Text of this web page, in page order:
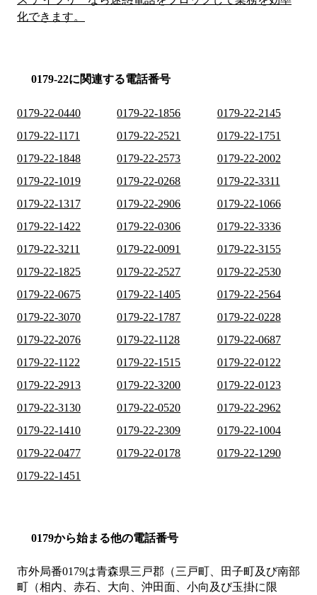
化できます。
0179-22に関連する電話番号
0179-22-0440 0179-22-1856
0179-22-2145
0179-22-1171
0179-22-2521
0179-22-1751
0179-22-1848
0179-22-2573
0179-22-2002
0179-22-1019
0179-22-0268
0179-22-3311
0179-22-1317
0179-22-2906
0179-22-1066
0179-22-1422
0179-22-0306
0179-22-3336
0179-22-3211
0179-22-0091
0179-22-3155
0179-22-1825
0179-22-2527
0179-22-2530
0179-22-0675
0179-22-1405
0179-22-2564
0179-22-3070
0179-22-1787
0179-22-0228
0179-22-2076
0179-22-1128
0179-22-0687
0179-22-1122
0179-22-1515
0179-22-0122
0179-22-2913
0179-22-3200
0179-22-0123
0179-22-3130
0179-22-0520
0179-22-2962
0179-22-1410
0179-22-2309
0179-22-1004
0179-22-0477
0179-22-0178
0179-22-1290
0179-22-1451
0179から始まる他の電話番号
市外局番0179は青森県三戸郡（三戸町、田子町及び南部
町（相内、赤石、大向、沖田面、小向及び玉掛に限